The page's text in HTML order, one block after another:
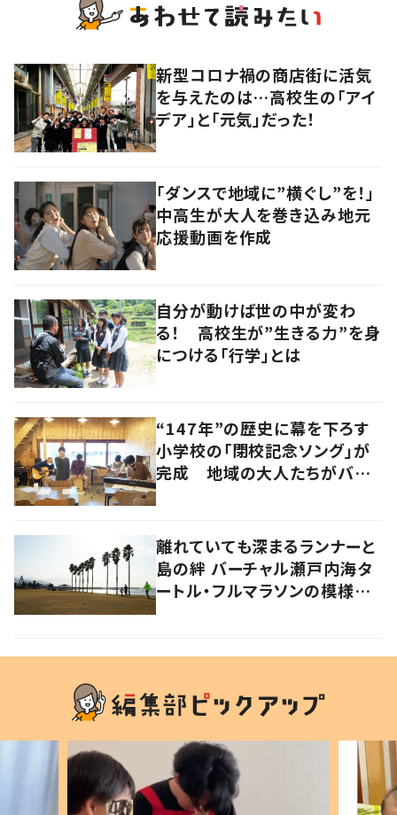
新型コロナ禍の商店街に活気
を与えたのは…高校生の「アイ
デア」と「元気」だった！
「ダンスで地域に”横ぐし”を！」
中高生が大人を巻き込み地元
応援動画を作成
自分が動けば世の中が変わ
る！ 高校生が”生きる力”を身
につける「行学」とは
“147年”の歴史に幕を下ろす
小学校の「閉校記念ソング」が
完成 地域の大人たちがバン
離れていても深まるランナーと
島の絆 バーチャル瀬戸内海タ
ートル・フルマラソンの模様を